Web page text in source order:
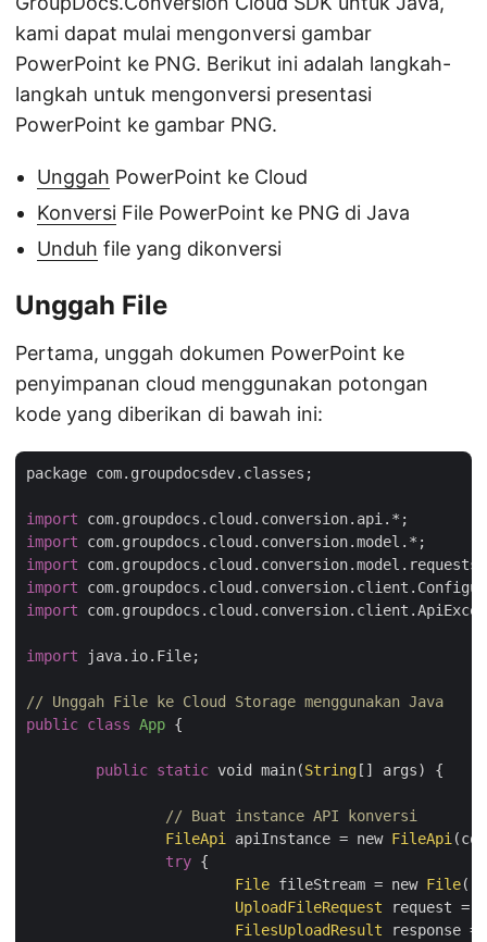
kami dapat mulai mengonversi gambar
PowerPoint ke PNG. Berikut ini adalah langkah-
langkah untuk mengonversi presentasi
PowerPoint ke gambar PNG.
Unggah PowerPoint ke Cloud
Konversi File PowerPoint ke PNG di Java
Unduh file yang dikonversi
Unggah File
Pertama, unggah dokumen PowerPoint ke
penyimpanan cloud menggunakan potongan
kode yang diberikan di bawah ini:
package com.groupdocsdev.classes;
import
import
import
import
import
import java.io.File;
// Unggah File ke Cloud Storage menggunakan Java
public class App {
public static void main(String [] args) {
FileApi
apiInstance = new FileApi
try {
File fileStream = new File(
UploadFileRequest request =
FilesUploadResult response